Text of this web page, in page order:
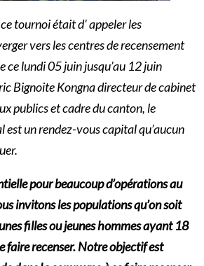
tournoi était d’ appeler les
vers les centres de recensement
ce lundi 05 juin jusqu’au 12 juin
Bignoite Kongna directeur de cabinet
publics et cadre du canton, le
est un rendez-vous capital qu’aucun
pour beaucoup d’opérations au
invitons les populations qu’on soit
filles ou jeunes hommes ayant 18
faire recenser. Notre objectif est